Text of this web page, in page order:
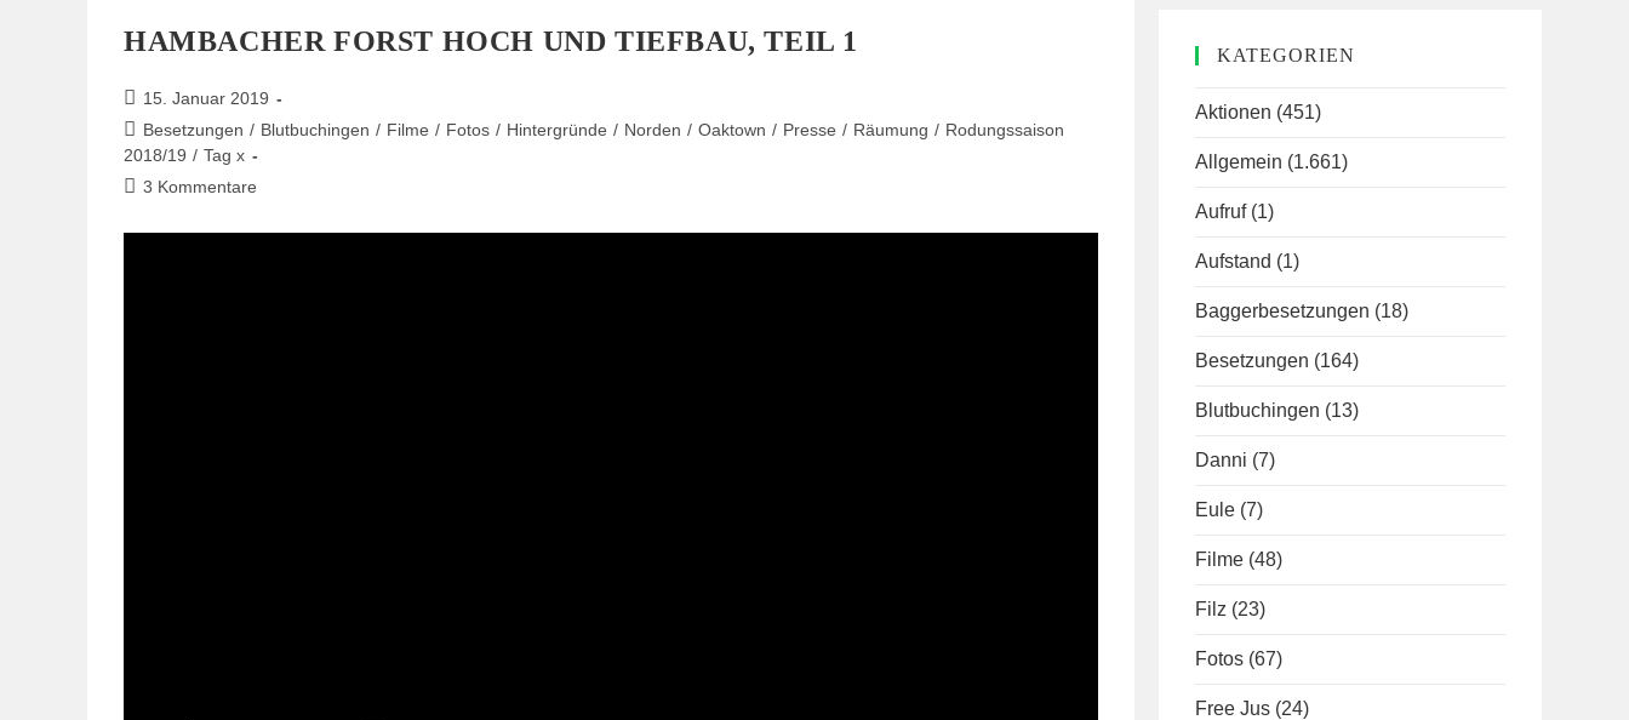
HAMBACHER FORST HOCH UND TIEFBAU, TEIL 1
Beitrag
veröffentlicht:
15. Januar 2019
Beitrags-
Kategorie:
Besetzungen / Blutbuchingen / Filme / Fotos / Hintergründe / Norden / Oaktown / Presse / Räumung / Rodungssaison
2018/19 / Tag x
Beitrags-
3 Kommentare
KATEGORIEN
Aktionen (451)
Allgemein (1.661)
Aufruf (1)
Aufstand (1)
Baggerbesetzungen (18)
Besetzungen (164)
Blutbuchingen (13)
Danni (7)
Eule (7)
Filme (48)
Filz (23)
Fotos (67)
Free Jus (24)